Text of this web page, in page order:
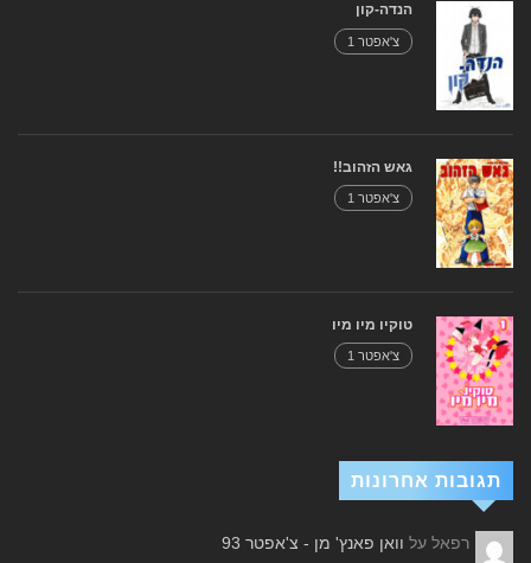
הנדה-קון
צ'אפטר 1
גאש הזהוב!!
צ'אפטר 1
טוקיו מיו מיו
צ'אפטר 1
תגובות אחרונות
רפאל על וואן פאנץ' מן - צ'אפטר 93